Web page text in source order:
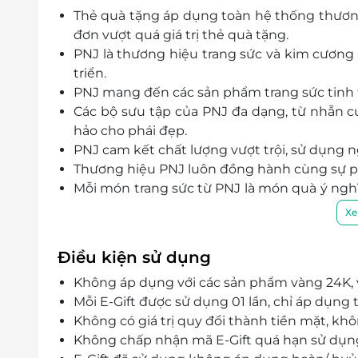
168 Hùng Vương, Móng Cái, Quảng Ninh
Hồ Chí Minh
L1 – K10, Tầng L1, TTTM Vincom Plaza Lê Văn
60 Xô Viết Nghệ Tĩnh, P. 19, Quận Bình Thạnh, Hồ
Số 131 Hoàng Hoa Thám, P. 6, Quận Bình Thạnh,
Shop 6,7,8 Tầng trệt, BigC An Lạc, 1231 Quốc Lộ
Minh
139-141 Võ Văn Ngân, P. Linh Chiểu, Thủ Đức, Hồ
745 Lê Trọng Tấn, P. Bình Hưng Hòa, Quận Bình
80 Huỳnh Tấn Phát, P. Phú Mỹ, Quận 7, Hồ Chí Minh
Lô K1-05, Tầng 1, TTTM Vạn Hạnh, 11 Sư Vạn Hạnh,
New Center Hoàng Diệu, 293-295 Hoàng Diệu, P.
Số 8-10 Mai Chí Thọ, P. Thủ Thiêm, Thủ Đức, Hồ
Thẻ quà tặng áp dụng toàn hệ thống
đơn vượt quá giá trị thẻ quà tặng.
PNJ là thương hiệu trang sức và kim
triển.
PNJ mang đến các sản phẩm trang sức
Các bộ sưu tập của PNJ đa dạng, từ nhẫn
hảo cho phái đẹp.
PNJ cam kết chất lượng vượt trội, sử dụng
Thương hiệu PNJ luôn đồng hành cùng sự
Mỗi món trang sức từ PNJ là món quà ý
PNJ không chỉ là thương hiệu trang sức,
Điều kiện sử dụng
Không áp dụng với các sản phẩm vàng
Mỗi E-Gift được sử dụng 01 lần, chỉ áp dụng
Không có giá trị quy đổi thành tiền mặt,
Không chấp nhận mã E-Gift quá hạn sử